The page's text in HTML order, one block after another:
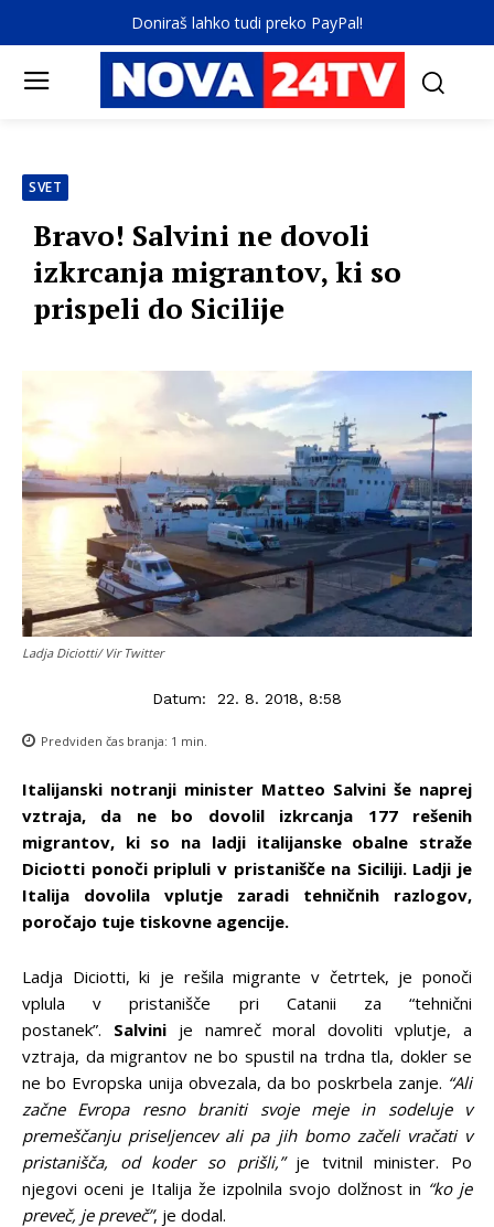
Doniraš lahko tudi preko PayPal!
SVET
Bravo! Salvini ne dovoli
izkrcanja migrantov, ki so
prispeli do Sicilije
Ladja Diciotti/ Vir Twitter
Datum: 22. 8. 2018, 8:58
Predviden čas branja: 1 min.
Italijanski notranji minister Matteo Salvini še naprej
vztraja, da ne bo dovolil izkrcanja 177 rešenih
migrantov, ki so na ladji italijanske obalne straže
Diciotti ponoči pripluli v pristanišče na Siciliji. Ladji je
Italija dovolila vplutje zaradi tehničnih razlogov,
poročajo tuje tiskovne agencije.
Ladja Diciotti, ki je rešila migrante v četrtek, je ponoči
vplula v pristanišče pri Catanii za “tehnični
postanek”. Salvinije namreč moral dovoliti vplutje, a
vztraja, da migrantov ne bo spustil na trdna tla, dokler se
ne bo Evropska unija obvezala, da bo poskrbela zanje. “Ali
začne Evropa resno braniti svoje meje in sodeluje v
premeščanju priseljencev ali pa jih bomo začeli vračati v
pristanišča, od koder so prišli,”je tvitnil minister. Po
njegovi oceni je Italija že izpolnila svojo dolžnost in “ko je
preveč, je preveč”, je dodal.